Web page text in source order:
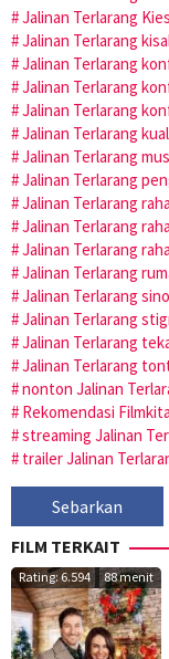
Jalinan Terlarang
Jalinan Terlarang
Jalinan Terlarang
Jalinan Terlarang
Jalinan Terlarang
Jalinan Terlarang
Jalinan Terlarang
Jalinan Terlarang
Jalinan Terlarang
Jalinan Terlarang
Jalinan Terlarang
Jalinan Terlarang
Jalinan Terlarang
Jalinan Terlarang
Jalinan Terlarang
Jalinan Terlarang
nonton Jalinan
Rekomendasi
streaming Jalinan
trailer Jalinan
Sebarkan
FILM TERKAIT
Rating: 6.594 88 menit